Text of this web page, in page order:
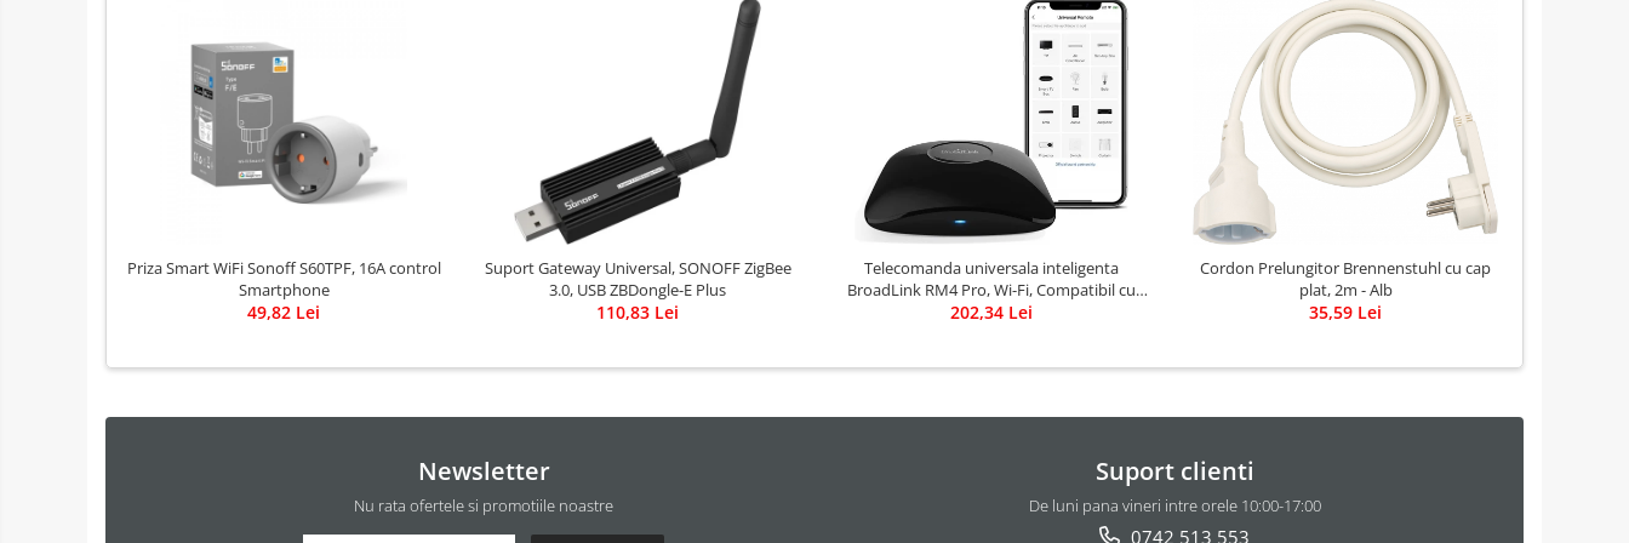
Priza Smart WiFi Sonoff S60TPF, 16A control
Smartphone
49,82 Lei
Suport Gateway Universal, SONOFF ZigBee
3.0, USB ZBDongle-E Plus
110,83 Lei
Telecomanda universala inteligenta
BroadLink RM4 Pro, Wi-Fi, Compatibil cu
Google Home, Alexa & IFTTT273
202,34 Lei
Cordon Prelungitor Brennenstuhl cu cap
plat, 2m - Alb
35,59 Lei
Newsletter
Nu rata ofertele si promotiile noastre
Suport clienti
De luni pana vineri intre orele 10:00-17:00
0742 513 553